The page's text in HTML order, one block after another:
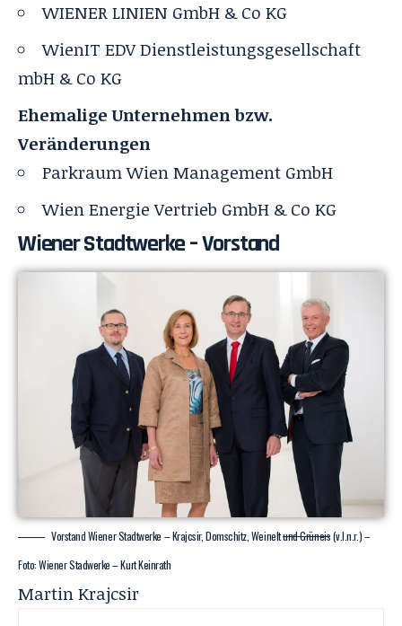
WIENER LINIEN GmbH & Co KG
WienIT EDV Dienstleistungsgesellschaft
mbH & Co KG
Ehemalige Unternehmen bzw.
Veränderungen
Parkraum Wien Management GmbH
Wien Energie Vertrieb GmbH & Co KG
Wiener Stadtwerke – Vorstand
Vorstand Wiener Stadtwerke – Krajcsir, Domschitz, Weineltund Grüneis(v.l.n.r.) –
Foto: Wiener Stadwerke – Kurt Keinrath
Martin Krajcsir